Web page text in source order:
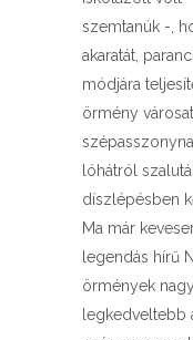
szemtanúk -,
akaratát,
módjára
örmény
lóhátról
díszlépésben
Ma már
legendás hírű
örmények
legkedveltebb